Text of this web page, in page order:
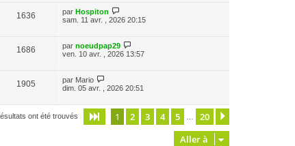
1636 par Hospiton
sam. 11 avr. , 2026 20:15
1686 par noeudpap29
ven. 10 avr. , 2026 13:57
1905 par Mario
dim. 05 avr. , 2026 20:51
ont été trouvés Page sur20
1 2 3 4 5 20
Aller à